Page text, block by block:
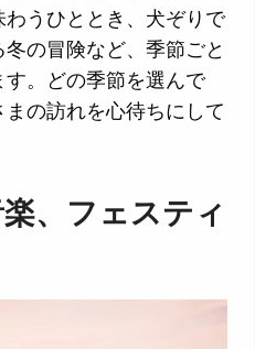
わうひととき、犬ぞりで
の冒険など、季節ごと
。どの季節を選んで
の訪れを心待ちにして
、フェスティ